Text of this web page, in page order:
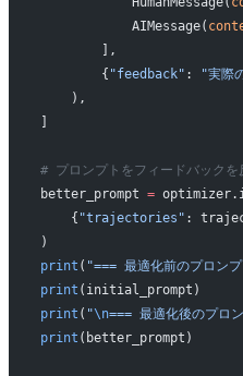
            AIMessage(
        ],
        {
"feedback" : "実際
    ),
]
# プロンプトをフィードバックを
better_prompt =
    {
"trajectories" :
)
print ( "=== 最適化前のプロン
print (initial_prompt)
print ( "\n=== 最適化後のプロ
print (better_prompt)